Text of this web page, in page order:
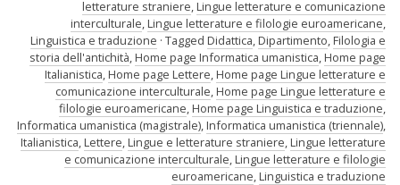
letterature straniere,Lingue letterature e comunicazione
interculturale,Lingue letterature e filologie euroamericane,
Linguistica e traduzione Tagged Didattica,Dipartimento,Filologia e
storia dell'antichità,Home page Informatica umanistica,Home page
Italianistica,Home page Lettere,Home page Lingue letterature e
comunicazione interculturale,Home page Lingue letterature e
filologie euroamericane,Home page Linguistica e traduzione,
Informatica umanistica (magistrale),Informatica umanistica (triennale),
Italianistica,Lettere,Lingue e letterature straniere,Lingue letterature
e comunicazione interculturale,Lingue letterature e filologie
euroamericane,Linguistica e traduzione